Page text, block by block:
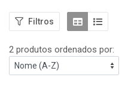
Filtros
2 produtos ordenados por: